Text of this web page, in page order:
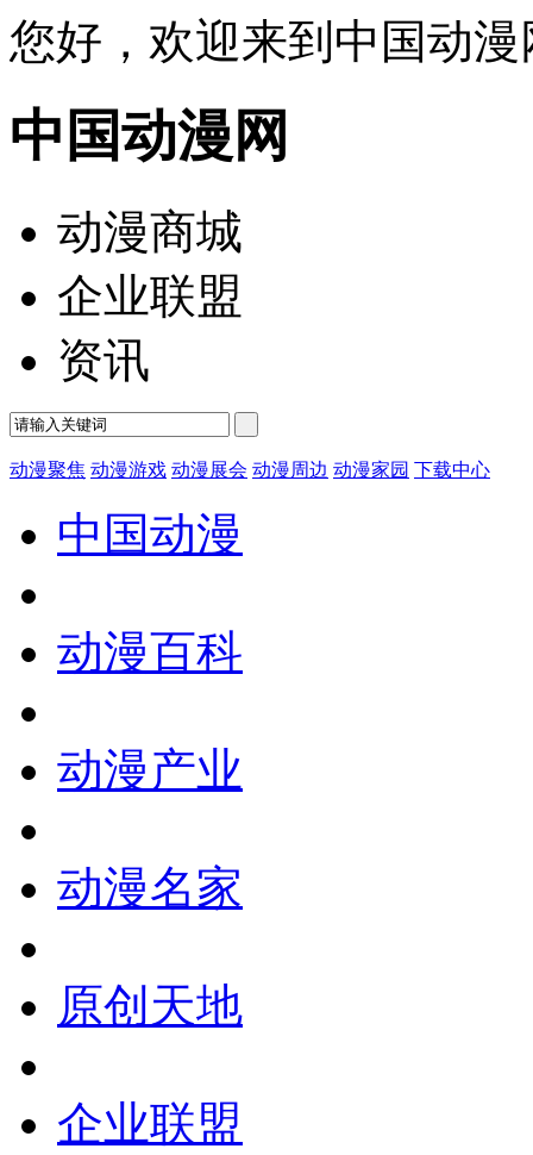
您好，欢迎来到中国动漫
中国动漫网
动漫商城
企业联盟
资讯
动漫聚焦 动漫游戏 动漫展会 动漫周边 动漫家园 下载中心
中国动漫
动漫百科
动漫产业
动漫名家
原创天地
企业联盟